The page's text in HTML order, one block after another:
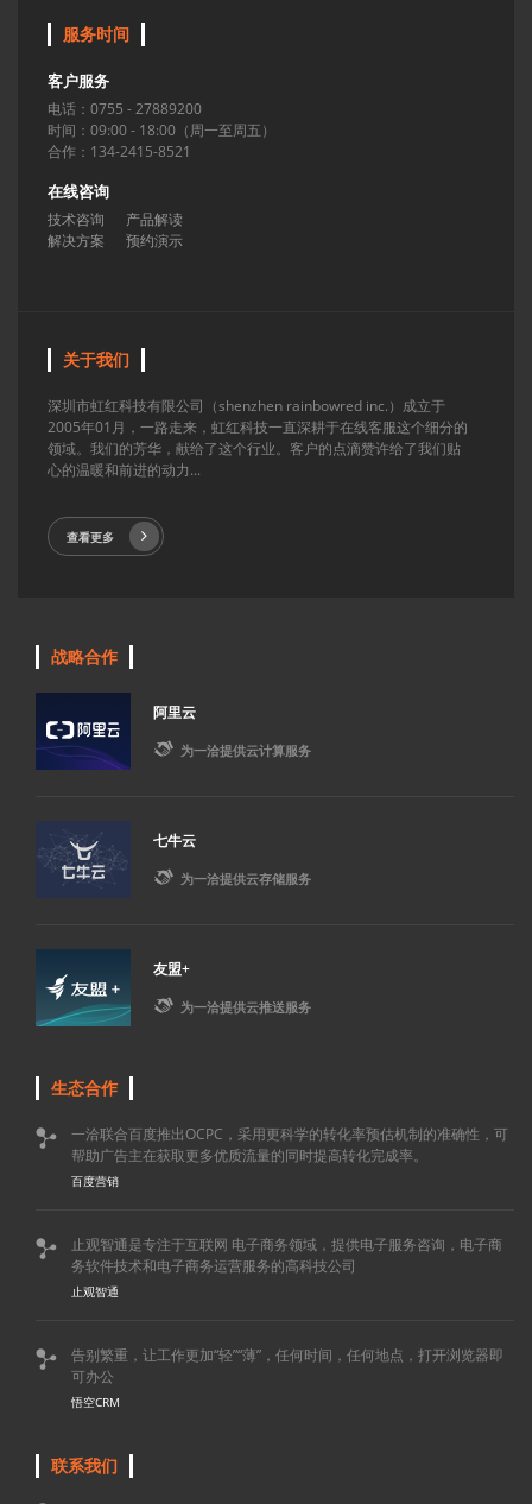
服务时间
客户服务
电话：0755 - 27889200
时间：09:00 - 18:00（周一至周五）
合作：134-2415-8521
在线咨询
技术咨询
产品解读
解决方案
预约演示
关于我们
深圳市虹红科技有限公司（shenzhen rainbowred inc.）成立于
2005年01月，一路走来，虹红科技一直深耕于在线客服这个细分的
领域。我们的芳华，献给了这个行业。客户的点滴赞许给了我们贴
心的温暖和前进的动力...
查看更多
战略合作
阿里云
 为一洽提供云计算服务
七牛云
 为一洽提供云存储服务
友盟+
 为一洽提供云推送服务
生态合作

一洽联合百度推出OCPC，采用更科学的转化率预估机制的准确性，可
帮助广告主在获取更多优质流量的同时提高转化完成率。
百度营销

止观智通是专注于互联网 电子商务领域，提供电子服务咨询，电子商
务软件技术和电子商务运营服务的高科技公司
止观智通

告别繁重，让工作更加“轻”“薄”，任何时间，任何地点，打开浏览器即
可办公
悟空CRM
联系我们